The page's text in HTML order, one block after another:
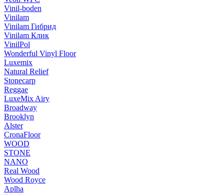
Vinil-boden
Vinilam
Vinilam Гибрид
Vinilam Клик
VinilPol
Wonderful Vinyl Floor
Luxemix
Natural Relief
Stonecarp
Reggae
LuxeMix Airy
Broadway
Brooklyn
Alster
CronaFloor
WOOD
STONE
NANO
Real Wood
Wood Royce
Aplha